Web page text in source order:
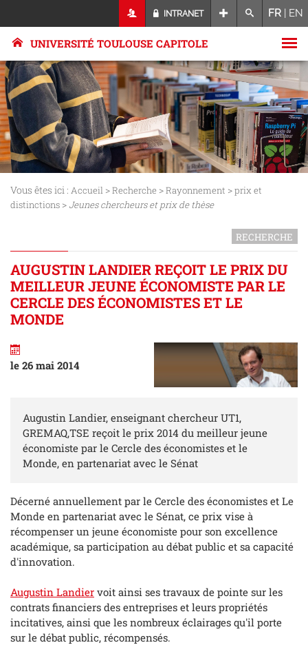
INTRANET FR | EN
UNIVERSITÉ TOULOUSE CAPITOLE
Vous êtes ici : Accueil >Recherche >Rayonnement >prix et
distinctions > Jeunes chercheurs et prix de thèse
RECHERCHE
AUGUSTIN LANDIER REÇOIT LE PRIX DU
MEILLEUR JEUNE ÉCONOMISTE PAR LE
CERCLE DES ÉCONOMISTES ET LE
MONDE
le 26 mai 2014
Augustin Landier, enseignant chercheur UT1,
GREMAQ,TSE reçoit le prix 2014 du meilleur jeune
économiste par le Cercle des économistes et le
Monde, en partenariat avec le Sénat
Décerné annuellement par le Cercle des économistes et Le
Monde en partenariat avec le Sénat, ce prix vise à
récompenser un jeune économiste pour son excellence
académique, sa participation au débat public et sa capacité
d'innovation.
Augustin Landier voit ainsi ses travaux de pointe sur les
contrats financiers des entreprises et leurs propriétés
incitatives, ainsi que les nombreux éclairages qu'il porte
sur le débat public, récompensés.